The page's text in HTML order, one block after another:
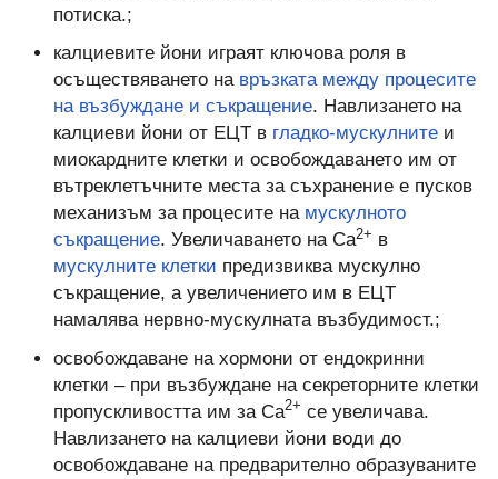
потиска.;
калциевите йони играят ключова роля в
осъществяването на връзката между процесите
на възбуждане и съкращение. Навлизането на
калциеви йони от ЕЦТ в гладко-мускулнитеи
миокардните клетки и освобождаването им от
вътреклетъчните места за съхранение е пусков
механизъм за процесите на мускулното
съкращение. Увеличаването на Ca2+ в
мускулните клетки предизвиква мускулно
съкращение, а увеличението им в ЕЦТ
намалява нервно-мускулната възбудимост.;
освобождаване на хормони от ендокринни
клетки – при възбуждане на секреторните клетки
пропускливостта им за Ca2+ се увеличава.
Навлизането на калциеви йони води до
освобождаване на предварително образуваните